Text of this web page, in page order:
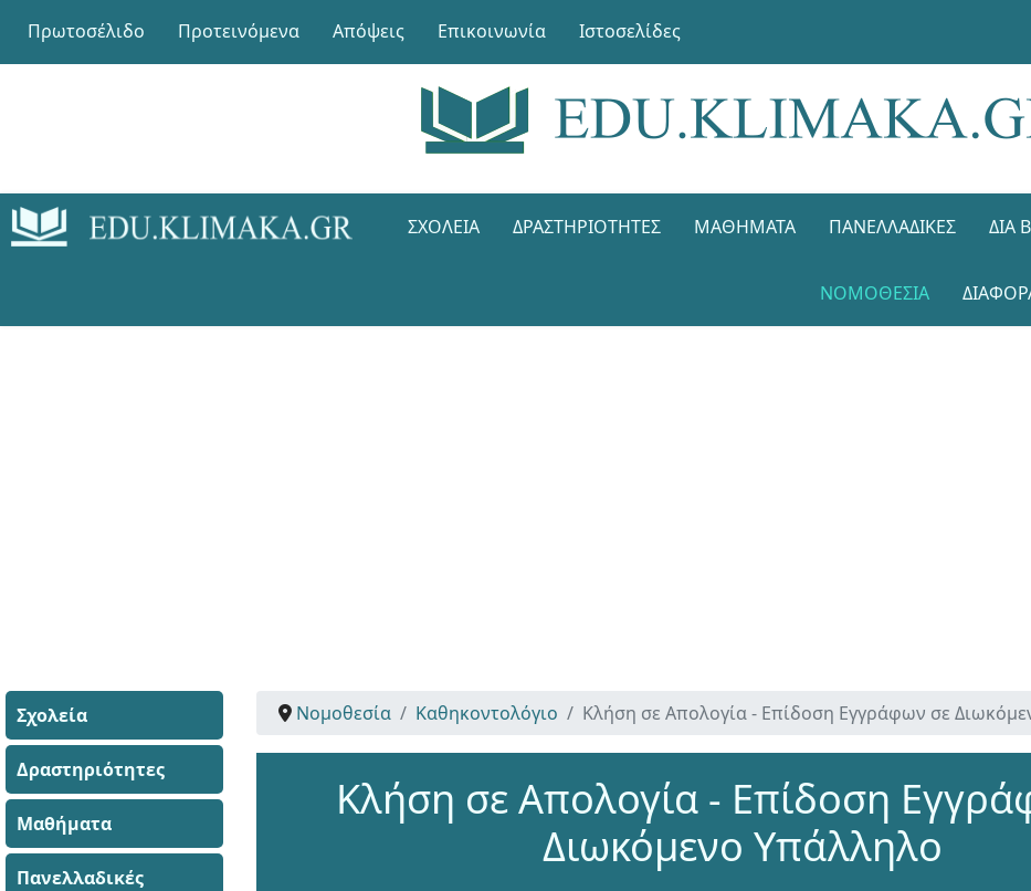
Πρωτοσέλιδο Προτεινόμενα Απόψεις Επικοινωνία Ιστοσελίδες
ΣΧΟΛΕΊΑ ΔΡΑΣΤΗΡΙΌΤΗΤΕΣ ΜΑΘΉΜΑΤΑ ΠΑΝΕΛΛΑΔΙΚΈΣ ΔΙΑ
ΝΟΜΟΘΕΣΊΑ
Σχολεία
Δραστηριότητες
Μαθήματα
Πανελλαδικές
Νομοθεσία Καθηκοντολόγιο Κλήση σε Απολογία - Επίδοση Εγγράφων σε
Κλήση σε Απολογία - Επίδοση
Διωκόμενο Υπάλληλο